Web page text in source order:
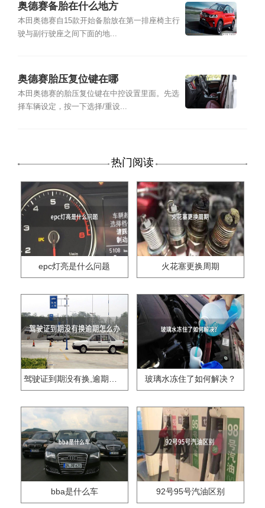
奥德赛备胎在什么地方
本田奥德赛自15款开始备胎放在第一排座椅主行
驶与副行驶座之间下面的地...
奥德赛胎压复位键在哪
本田奥德赛的胎压复位键在中控设置里面。先选
择车辆设定，按一下选择/重设...
热门阅读
epc灯亮是什么问题 火花塞更换周期
驾驶证到期没有换,逾期怎么办?? 玻璃水冻住了如何解决？
bba是什么车 92号95号汽油区别